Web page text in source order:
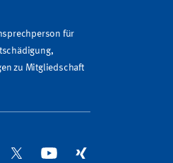
für
zu Mitgliedschaft